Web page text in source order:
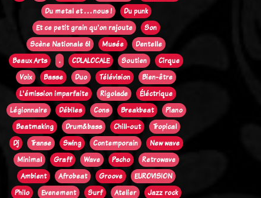
Du metal et . . . nous !
Du punk
Et ce petit grain qu'on rajoute
Son
Scène Nationale 61
Musée
Dentelle
Beaux Arts
. CDLALOCALE Soutien
Cirque
Voix
Basse Duo Télévision
Bien-être
L'émission imparfaite
Rigolade
Éléctrique
Légionnaire
Débiles Cons Breakbeat
Piano
Beatmaking
Drum&bass Chill-out
Tropical
Dj
Transe Swing Contemporain
New wave
Minimal
Graff Wave Pscho
Retrowave
Ambient
Afrobeat Groove
EUROVISION
Philo
Evenement Surf Atelier
Jazz rock